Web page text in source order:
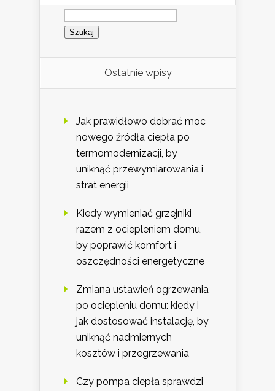
Szukaj:
Ostatnie wpisy
Jak prawidłowo dobrać moc
nowego źródła ciepła po
termomodernizacji, by
uniknąć przewymiarowania i
strat energii
Kiedy wymieniać grzejniki
razem z ociepleniem domu,
by poprawić komfort i
oszczędności energetyczne
Zmiana ustawień ogrzewania
po ociepleniu domu: kiedy i
jak dostosować instalację, by
uniknąć nadmiernych
kosztów i przegrzewania
Czy pompa ciepła sprawdzi